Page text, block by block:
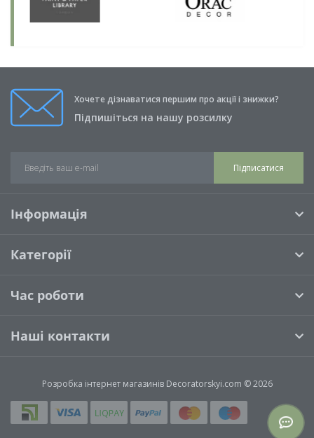
Хочете дізнаватися першим про акції і знижки?
Підпишіться на нашу розсилку
Підписатися
Інформація
Категорії
Час роботи
Наші контакти
Розробка інтернет магазинівDecoratorskyi.com © 2026